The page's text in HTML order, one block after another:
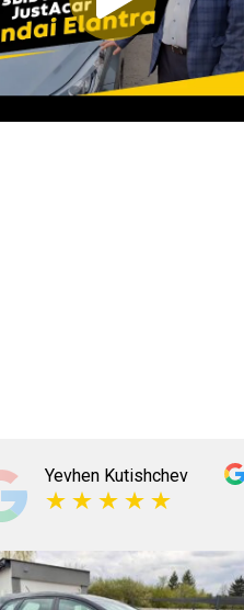
Yevhen Kutishchev